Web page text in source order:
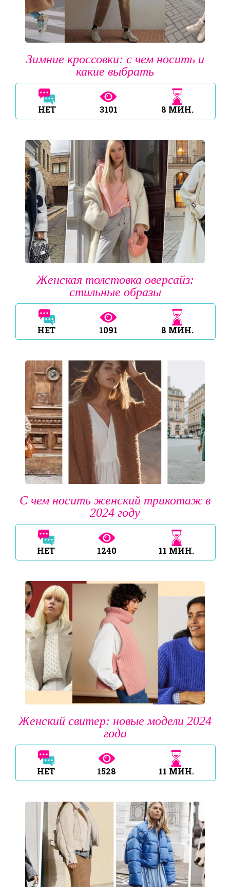
Зимние кроссовки: с чем носить и
какие выбрать
НЕТ 3101 8 МИН.
Женская толстовка оверсайз:
стильные образы
НЕТ 1091 8 МИН.
С чем носить женский трикотаж в
2024 году
НЕТ 1240 11 МИН.
Женский свитер: новые модели 2024
года
НЕТ 1528 11 МИН.